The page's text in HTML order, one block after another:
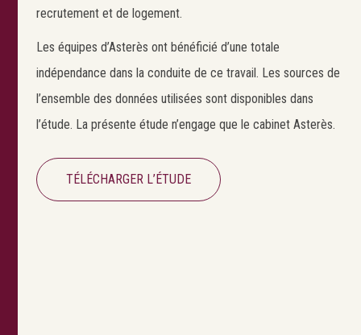
recrutement et de logement.
Les équipes d’Asterès ont bénéficié d’une totale
indépendance dans la conduite de ce travail. Les sources de
l’ensemble des données utilisées sont disponibles dans
l’étude. La présente étude n’engage que le cabinet Asterès.
TÉLÉCHARGER L’ÉTUDE